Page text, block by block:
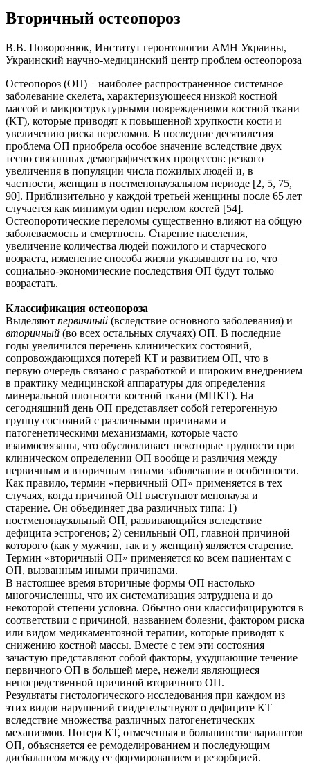
Вторичный остеопороз
В.В. Поворознюк, Институт геронтологии АМН Украины,
Украинский научно-медицинский центр проблем остеопороза
Остеопороз (ОП) – наиболее распространенное системное
заболевание скелета, характеризующееся низкой костной
массой и микроструктурными повреждениями костной ткани
(КТ), которые приводят к повышенной хрупкости кости и
увеличению риска переломов. В последние десятилетия
проблема ОП приобрела особое значение вследствие двух
тесно связанных демографических процессов: резкого
увеличения в популяции числа пожилых людей и, в
частности, женщин в постменопаузальном периоде [2, 5, 75,
90]. Приблизительно у каждой третьей женщины после 65 лет
случается как минимум один перелом костей [54].
Остеопоротические переломы существенно влияют на общую
заболеваемость и смертность. Старение населения,
увеличение количества людей пожилого и старческого
возраста, изменение способа жизни указывают на то, что
социально-экономические последствия ОП будут только
возрастать.
Классификация остеопороза
Выделяют первичный (вследствие основного заболевания) и
вторичный (во всех остальных случаях) ОП. В последние
годы увеличился перечень клинических состояний,
сопровождающихся потерей КТ и развитием ОП, что в
первую очередь связано с разработкой и широким внедрением
в практику медицинской аппаратуры для определения
минеральной плотности костной ткани (МПКТ). На
сегодняшний день ОП представляет собой гетерогенную
группу состояний с различными причинами и
патогенетическими механизмами, которые часто
взаимосвязаны, что обусловливает некоторые трудности при
клиническом определении ОП вообще и различия между
первичным и вторичным типами заболевания в особенности.
Как правило, термин «первичный ОП» применяется в тех
случаях, когда причиной ОП выступают менопауза и
старение. Он объединяет два различных типа: 1)
постменопаузальный ОП, развивающийся вследствие
дефицита эстрогенов; 2) сенильный ОП, главной причиной
которого (как у мужчин, так и у женщин) является старение.
Термин «вторичный ОП» применяется ко всем пациентам с
ОП, вызванным иными причинами.
В настоящее время вторичные формы ОП настолько
многочисленны, что их систематизация затруднена и до
некоторой степени условна. Обычно они классифицируются в
соответствии с причиной, названием болезни, фактором риска
или видом медикаментозной терапии, которые приводят к
снижению костной массы. Вместе с тем эти состояния
зачастую представляют собой факторы, ухудшающие течение
первичного ОП в большей мере, нежели являющиеся
непосредственной причиной вторичного ОП.
Результаты гистологического исследования при каждом из
этих видов нарушений свидетельствуют о дефиците КТ
вследствие множества различных патогенетических
механизмов. Потеря КТ, отмеченная в большинстве вариантов
ОП, объясняется ее ремоделированием и последующим
дисбалансом между ее формированием и резорбцией.